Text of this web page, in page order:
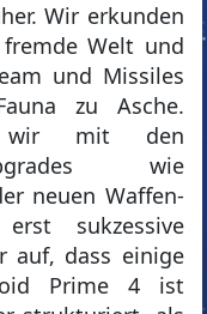
Wir erkunden
Welt und
und Missiles
zu Asche.
wir mit den
wie
neuen Waffen-
sukzessive
auf, dass einige
Prime 4 ist